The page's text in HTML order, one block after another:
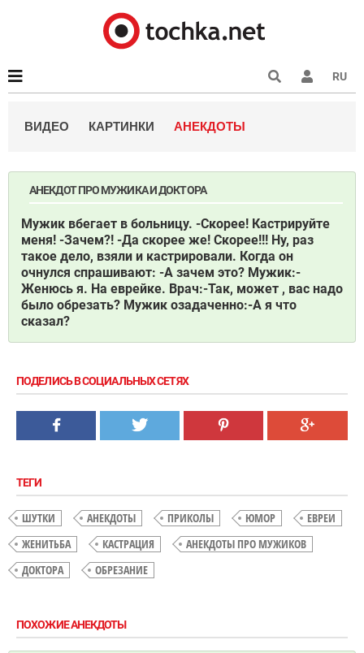
RU
ВИДЕО КАРТИНКИ АНЕКДОТЫ
АНЕКДОТ ПРО МУЖИКА И ДОКТОРА
Мужик вбегает в больницу. -Скорее! Кастрируйте
меня! -Зачем?! -Да скорее же! Скорее!!! Ну, раз
такое дело, взяли и кастрировали. Когда он
очнулся спрашивают: -А зачем это? Мужик:-
Женюсь я. На еврейке. Врач:-Так, может , вас надо
было обрезать? Мужик озадаченно:-А я что
сказал?
ПОДЕЛИСЬ В СОЦИАЛЬНЫХ СЕТЯХ
ТЕГИ
ШУТКИ АНЕКДОТЫ ПРИКОЛЫ ЮМОР
ЕВРЕИ
ЖЕНИТЬБА
КАСТРАЦИЯ
АНЕКДОТЫ ПРО МУЖИКОВ
ДОКТОРА
ОБРЕЗАНИЕ
ПОХОЖИЕ АНЕКДОТЫ